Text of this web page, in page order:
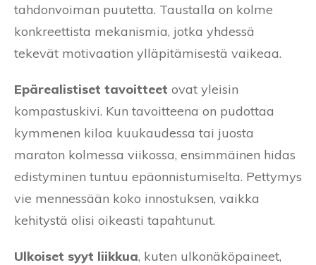
tahdonvoiman puutetta. Taustalla on kolme
konkreettista mekanismia, jotka yhdessä
tekevät motivaation ylläpitämisestä vaikeaa.
Epärealistiset tavoitteet ovat yleisin
kompastuskivi. Kun tavoitteena on pudottaa
kymmenen kiloa kuukaudessa tai juosta
maraton kolmessa viikossa, ensimmäinen hidas
edistyminen tuntuu epäonnistumiselta. Pettymys
vie mennessään koko innostuksen, vaikka
kehitystä olisi oikeasti tapahtunut.
Ulkoiset syyt liikkua, kuten ulkonäköpaineet,